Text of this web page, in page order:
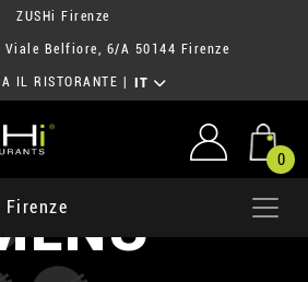
ZUSHi Firenze
Viale Belfiore, 6/A 50144 Firenze
IL RISTORANTE IT
0
Firenze